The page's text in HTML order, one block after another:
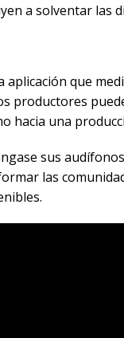
a solventar las
que
productores
hacia una
sus
las